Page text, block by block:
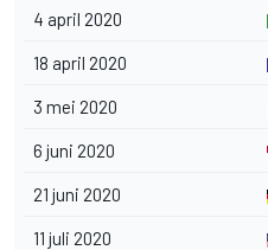
4 april 2020
18 april 2020
3 mei 2020
6 juni 2020
21 juni 2020
11 juli 2020